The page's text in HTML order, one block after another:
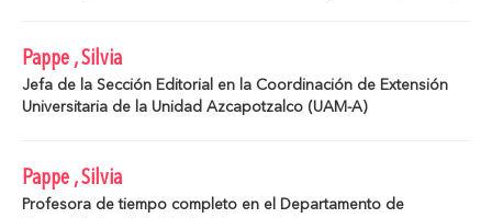
Pappe , Silvia
Jefa de la Sección Editorial en la Coordinación de Extensión
Universitaria de la Unidad Azcapotzalco (UAM-A)
Pappe , Silvia
Profesora de tiempo completo en el Departamento de